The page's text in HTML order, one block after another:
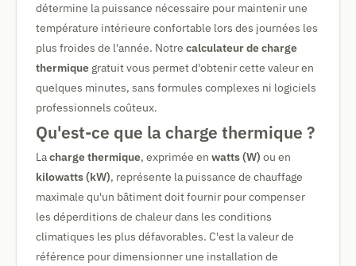
détermine la puissance nécessaire pour maintenir une
température intérieure confortable lors des journées les
plus froides de l'année. Notre calculateur de charge
thermique gratuit vous permet d'obtenir cette valeur en
quelques minutes, sans formules complexes ni logiciels
professionnels coûteux.
Qu'est-ce que la charge thermique ?
Lacharge thermique, exprimée en watts (W) ou en
kilowatts (kW), représente la puissance de chauffage
maximale qu'un bâtiment doit fournir pour compenser
les déperditions de chaleur dans les conditions
climatiques les plus défavorables. C'est la valeur de
référence pour dimensionner une installation de